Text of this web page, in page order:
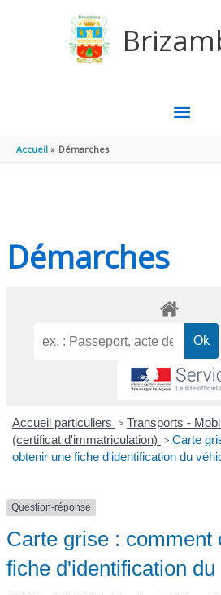
MENU
Accueil Démarches
Démarches
Accueil particuliers > Transports -
(certificat d'immatriculation) > Carte
obtenir une fiche d'identification du
Question-réponse
Carte grise : comment
fiche d'identification